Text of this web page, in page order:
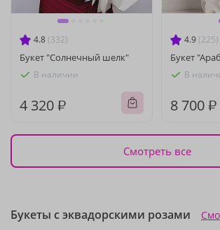
4.8 (332)
Букет "Солнечный шелк"
В наличии
4 320 ₽
4.9 (225)
Букет
В
8 700 ₽
Смотреть все
Букеты с эквадорскими розами